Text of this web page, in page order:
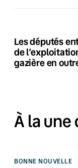
Les députés
de
gazière en
À la une
BONNE NOUVELLE